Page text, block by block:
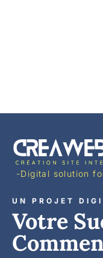
-Digital solution
UN PROJET
Votre